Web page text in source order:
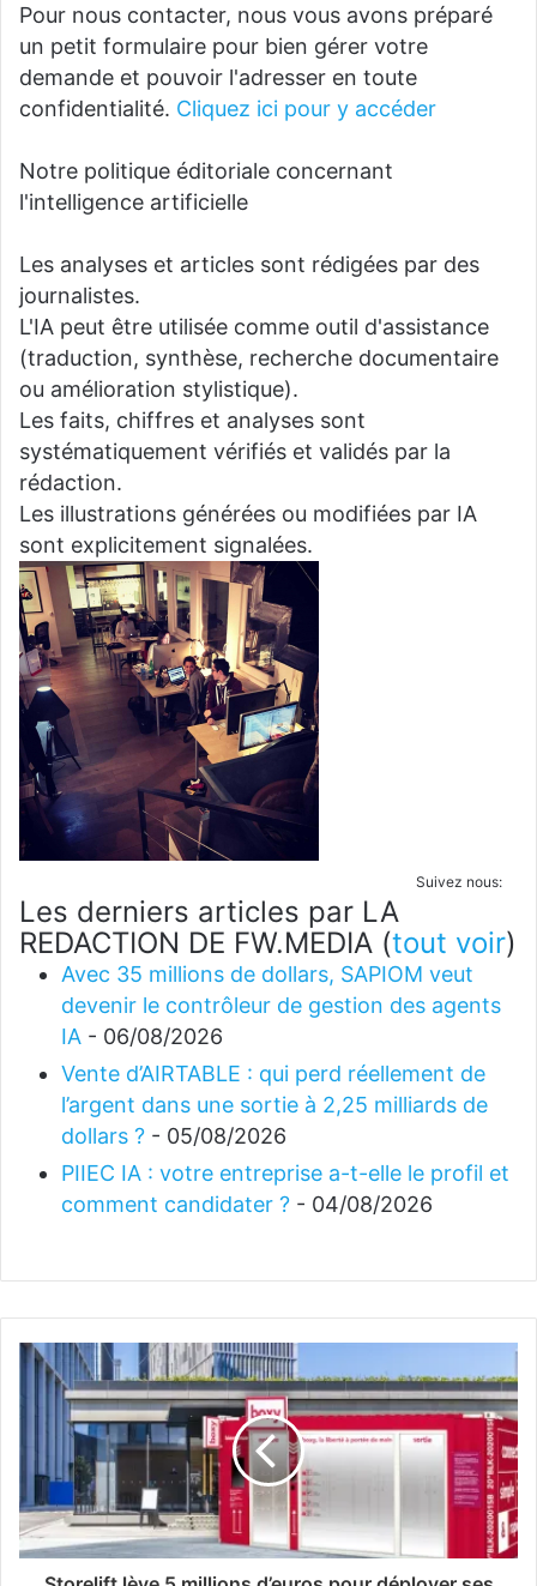
Pour nous contacter, nous vous avons préparé
un petit formulaire pour bien gérer votre
demande et pouvoir l'adresser en toute
confidentialité. Cliquez ici pour y accéder
Notre politique éditoriale concernant
l'intelligence artificielle
Les analyses et articles sont rédigées par des
journalistes.
L'IA peut être utilisée comme outil d'assistance
(traduction, synthèse, recherche documentaire
ou amélioration stylistique).
Les faits, chiffres et analyses sont
systématiquement vérifiés et validés par la
rédaction.
Les illustrations générées ou modifiées par IA
sont explicitement signalées.
Suivez nous:
Les derniers articles par LA
REDACTION DE FW.MEDIA (tout voir)
Avec 35 millions de dollars, SAPIOM veut
devenir le contrôleur de gestion des agents
IA - 06/08/2026
Vente d’AIRTABLE : qui perd réellement de
l’argent dans une sortie à 2,25 milliards de
dollars ? - 05/08/2026
PIIEC IA : votre entreprise a-t-elle le profil et
comment candidater ? - 04/08/2026